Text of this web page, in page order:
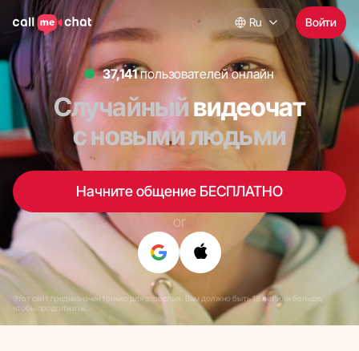
Ru Войти
36,843пользователей онлайн
Случайныйвидеочат
с новыми людьми
Начните общение БЕСПЛАТНО
or
Этот сайт предназначен только для взрослых. Вам должно быть 18 лет или больше,
чтобы продолжить.